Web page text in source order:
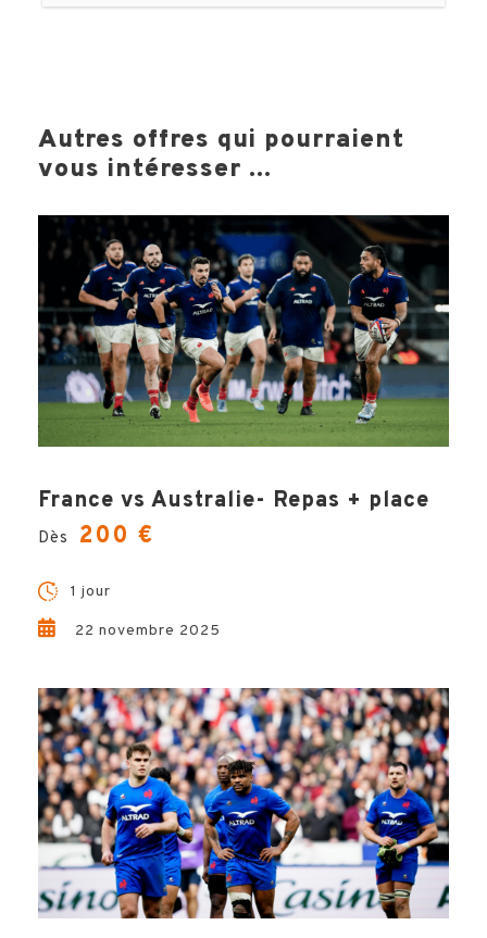
ΟLa place de stade standard
L'assistance de notre équipe à distance
PROGRAMME
BILLETTERIE
Autres offres qui pourraient
vous intéresser ...
France vs Australie- Repas + place
Dès 200 €
1 jour
22 novembre 2025